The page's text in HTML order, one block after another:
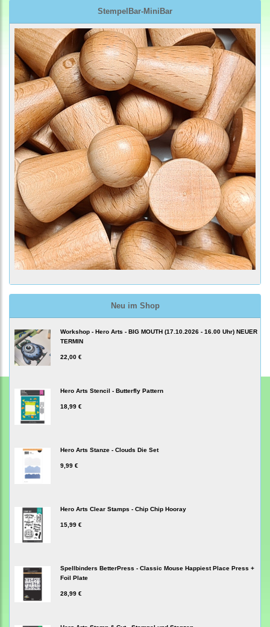
StempelBar-MiniBar
Neu im Shop
Workshop - Hero Arts - BIG MOUTH (17.10.2026 - 16.00 Uhr) NEUER
TERMIN
22,00 €
Hero Arts Stencil - Butterfly Pattern
18,99 €
Hero Arts Stanze - Clouds Die Set
9,99 €
Hero Arts Clear Stamps - Chip Chip Hooray
15,99 €
Spellbinders BetterPress - Classic Mouse Happiest Place Press +
Foil Plate
28,99 €